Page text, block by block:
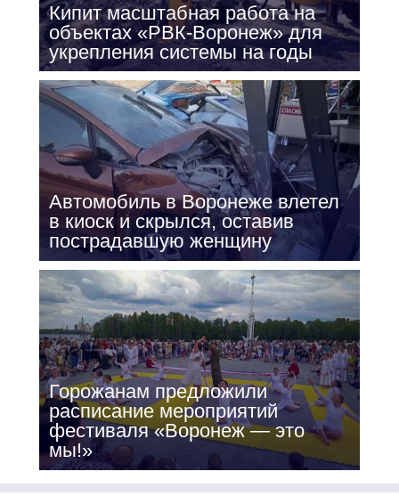
Кипит масштабная работа на
объектах «РВК-Воронеж» для
укрепления системы на годы
Автомобиль в Воронеже влетел
в киоск и скрылся, оставив
пострадавшую женщину
Горожанам предложили
расписание мероприятий
фестиваля «Воронеж — это
мы!»